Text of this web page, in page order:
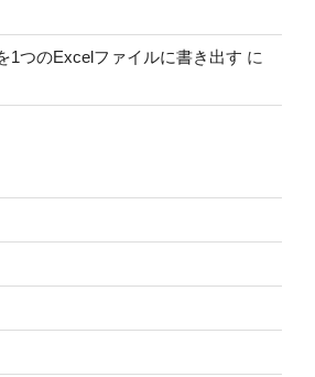
1つのExcelファイルに書き出す に